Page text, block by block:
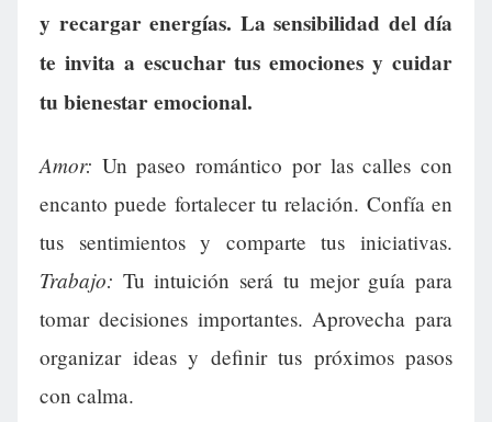
y recargar energías. La sensibilidad del día
te invita a escuchar tus emociones y cuidar
tu bienestar emocional.
Amor: Un paseo romántico por las calles con
encanto puede fortalecer tu relación. Confía en
tus sentimientos y comparte tus iniciativas.
Trabajo: Tu intuición será tu mejor guía para
tomar decisiones importantes. Aprovecha para
organizar ideas y definir tus próximos pasos
con calma.